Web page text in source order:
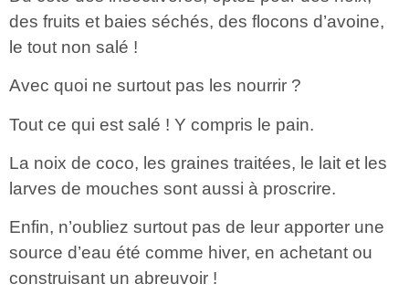
des fruits et baies séchés, des flocons d’avoine,
le tout non salé !
Avec quoi ne surtout pas les nourrir ?
Tout ce qui est salé ! Y compris le pain.
La noix de coco, les graines traitées, le lait et les
larves de mouches sont aussi à proscrire.
Enfin, n’oubliez surtout pas de leur apporter une
source d’eau été comme hiver, en achetant ou
construisant un abreuvoir !